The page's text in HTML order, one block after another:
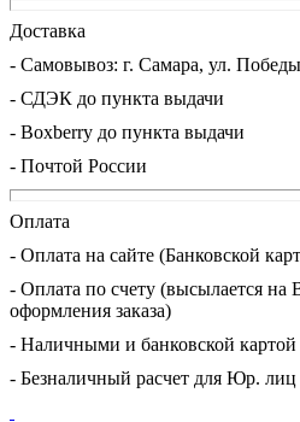
Доставка
- Cамовывоз: г. Самара, ул.
- СДЭК до пункта выдачи
- Boxberry до пункта выдачи
- Почтой России
Оплата
- Оплата на сайте (Банковской
- Оплата по счету (высылается на
оформления заказа)
- Наличными и банковской картой
- Безналичный расчет для Юр.